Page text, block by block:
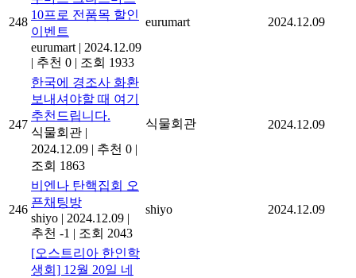
248
10프로 전품목 할인
이벤트
eurumart | 2024.12.09
| 추천 0 | 조회 1933
eurumart 2024.12.09
247
한국에 경조사 화환
보내셔야할 때 여기
추천드립니다.
식물회관 |
2024.12.09 | 추천 0 |
조회 1863
식물회관 2024.12.09
246
비엔나 탄핵집회 오
픈채팅방
shiyo | 2024.12.09 |
추천 -1 | 조회 2043
shiyo 2024.12.09
[오스트리아 한인학
생회] 12월 20일 네